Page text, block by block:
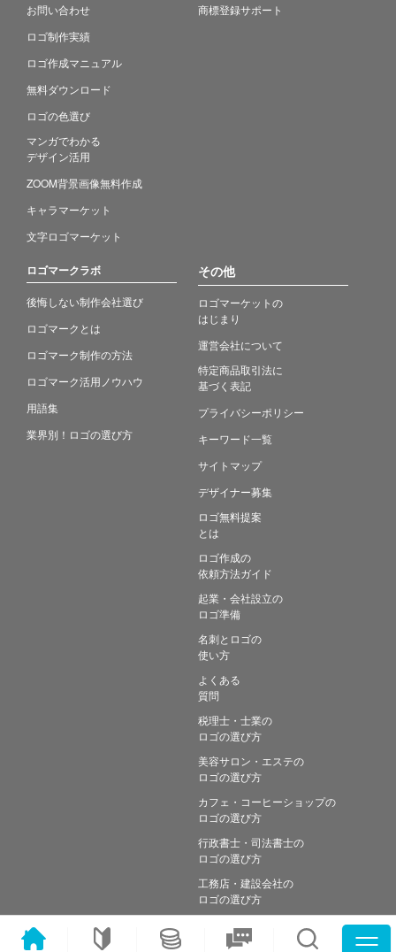
お問い合わせ
ロゴ制作実績
ロゴ作成マニュアル
無料ダウンロード
ロゴの色選び
マンガでわかる
デザイン活用
ZOOM背景画像無料作成
キャラマーケット
文字ロゴマーケット
商標登録サポート
ロゴマークラボ
後悔しない制作会社選び
ロゴマークとは
ロゴマーク制作の方法
ロゴマーク活用ノウハウ
用語集
業界別！ロゴの選び方
その他
ロゴマーケットの
はじまり
運営会社について
特定商品取引法に
基づく表記
プライバシーポリシー
キーワード一覧
サイトマップ
デザイナー募集
ロゴ無料提案
とは
ロゴ作成の
依頼方法ガイド
起業・会社設立の
ロゴ準備
名刺とロゴの
使い方
よくある
質問
税理士・士業の
ロゴの選び方
美容サロン・エステの
ロゴの選び方
カフェ・コーヒーショップの
ロゴの選び方
行政書士・司法書士の
ロゴの選び方
工務店・建設会社の
ロゴの選び方